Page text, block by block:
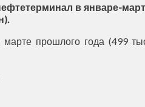
в январе-
прошлого года (499